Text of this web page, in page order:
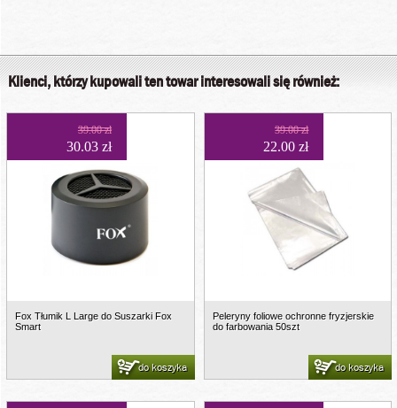
Klienci, którzy kupowali ten towar interesowali się również:
39.00 zł
30.03 zł
Fox Tłumik L Large do Suszarki Fox
Smart
do koszyka
39.00 zł
22.00 zł
Peleryny foliowe ochronne fryzjerskie
do farbowania 50szt
do koszyka